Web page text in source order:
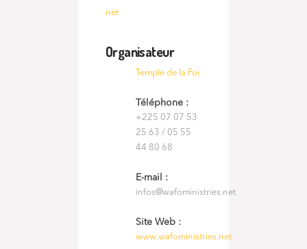
net
Organisateur
Temple de la Foi
Téléphone :
+225 07 07 53
25 63 / 05 55
44 80 68
E-mail :
infos@wafoministries.net
Site Web :
www.wafoministries.net